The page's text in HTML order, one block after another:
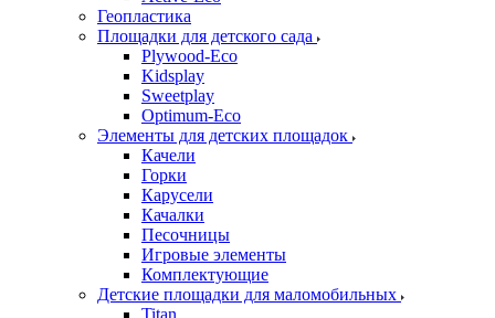
Геопластика
Площадки для детского сада
Plywood-Eco
Kidsplay
Sweetplay
Оptimum-Еco
Элементы для детских площадок
Качели
Горки
Карусели
Качалки
Песочницы
Игровые элементы
Комплектующие
Детские площадки для маломобильных
Titan